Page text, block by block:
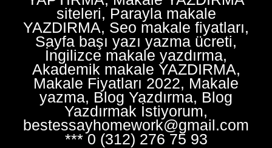
siteleri, Parayla makale
YAZDIRMA, Seo makale fiyatları,
Sayfa başı yazı yazma ücreti,
İngilizce makale yazdırma,
Akademik makale YAZDIRMA,
Makale Fiyatları 2022, Makale
yazma, Blog Yazdırma, Blog
Yazdırmak İstiyorum,
bestessayhomework@gmail.com
*** 0 (312) 276 75 93